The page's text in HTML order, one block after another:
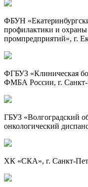
ФБУН
профилактики и охраны
промпредприятий», г.
ФГБУЗ «Клиническая
ФМБА России, г.
ГБУЗ «Волгоградский
онкологический
ХК «СКА», г. Санкт-